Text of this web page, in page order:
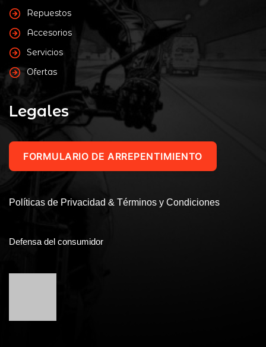
Repuestos
Accesorios
Servicios
Ofertas
Legales
FORMULARIO DE ARREPENTIMIENTO
Políticas de Privacidad & Términos y Condiciones
Defensa del consumidor